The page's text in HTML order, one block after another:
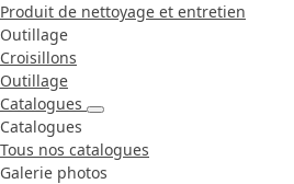
Produit de nettoyage et entretien
Outillage
Croisillons
Outillage
Catalogues
Catalogues
Tous nos catalogues
Galerie photos